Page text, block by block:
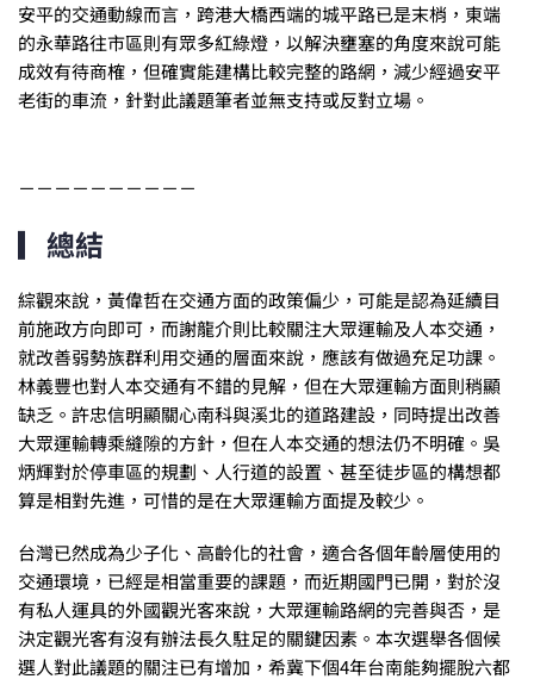
安平的交通動線而言，跨港大橋西端的城平路已是末梢，東端
的永華路往市區則有眾多紅綠燈，以解決壅塞的角度來說可能
成效有待商榷，但確實能建構比較完整的路網，減少經過安平
老街的車流，針對此議題筆者並無支持或反對立場。
－－－－－－－－－－
▎總結
綜觀來說，黃偉哲在交通方面的政策偏少，可能是認為延續目
前施政方向即可，而謝龍介則比較關注大眾運輸及人本交通，
就改善弱勢族群利用交通的層面來說，應該有做過充足功課。
林義豐也對人本交通有不錯的見解，但在大眾運輸方面則稍顯
缺乏。許忠信明顯關心南科與溪北的道路建設，同時提出改善
大眾運輸轉乘縫隙的方針，但在人本交通的想法仍不明確。吳
炳輝對於停車區的規劃、人行道的設置、甚至徒步區的構想都
算是相對先進，可惜的是在大眾運輸方面提及較少。
台灣已然成為少子化、高齡化的社會，適合各個年齡層使用的
交通環境，已經是相當重要的課題，而近期國門已開，對於沒
有私人運具的外國觀光客來說，大眾運輸路網的完善與否，是
決定觀光客有沒有辦法長久駐足的關鍵因素。本次選舉各個候
選人對此議題的關注已有增加，希冀下個4年台南能夠擺脫六都